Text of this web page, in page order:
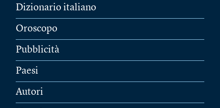
Dizionario italiano
Oroscopo
Pubblicità
Paesi
Autori